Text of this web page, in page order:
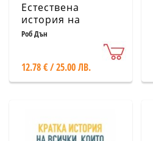
Естествена
история на
бъдещето
Роб Дън
12.78 € / 25.00 ЛВ.